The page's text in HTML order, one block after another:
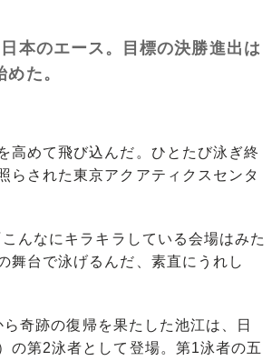
本のエース。目標の決勝進出は
た。
めて飛び込んだ。ひとたび泳ぎ終
らされた東京アクアティクスセンタ
んなにキラキラしている会場はみた
舞台で泳げるんだ、素直にうれし
奇跡の復帰を果たした池江は、日
の第2泳者として登場。第1泳者の五